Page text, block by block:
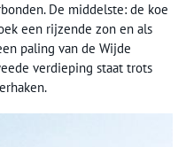
De middelste: de koe
een rijzende zon en als
paling van de Wijde
verdieping staat trots